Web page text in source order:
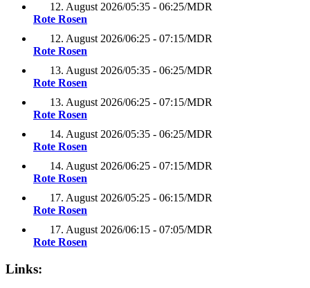
12. August 2026/05:35 - 06:25/MDR
Rote Rosen
12. August 2026/06:25 - 07:15/MDR
Rote Rosen
13. August 2026/05:35 - 06:25/MDR
Rote Rosen
13. August 2026/06:25 - 07:15/MDR
Rote Rosen
14. August 2026/05:35 - 06:25/MDR
Rote Rosen
14. August 2026/06:25 - 07:15/MDR
Rote Rosen
17. August 2026/05:25 - 06:15/MDR
Rote Rosen
17. August 2026/06:15 - 07:05/MDR
Rote Rosen
Links: